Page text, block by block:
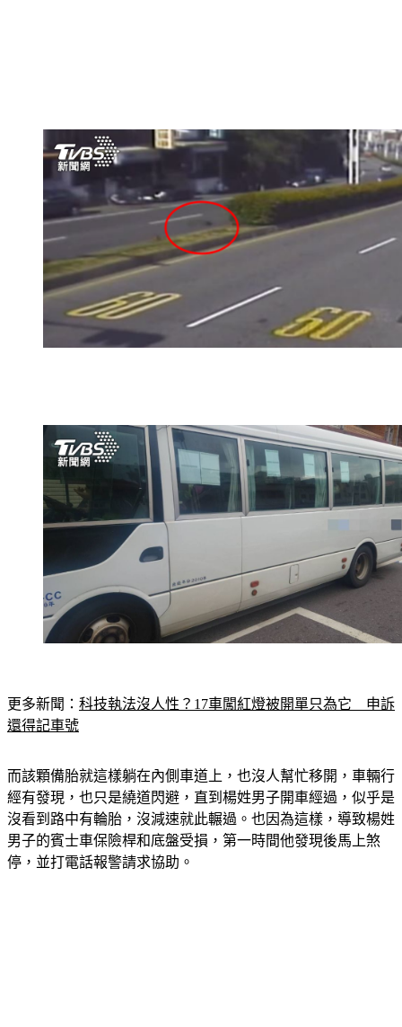
更多新聞： 科技執法沒人性？17車闖紅燈被開單只為它　申訴
還得記車號
而該顆備胎就這樣躺在內側車道上，也沒人幫忙移開，車輛行
經有發現，也只是繞道閃避，直到楊姓男子開車經過，似乎是
沒看到路中有輪胎，沒減速就此輾過。也因為這樣，導致楊姓
男子的賓士車保險桿和底盤受損，第一時間他發現後馬上煞
停，並打電話報警請求協助。